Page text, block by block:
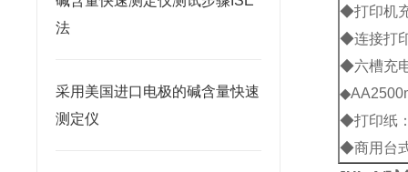
法
采用美国进口电极的碱含量快速
测定仪
◆打印机
◆连接打
◆六槽充
◆打印纸
◆商用台